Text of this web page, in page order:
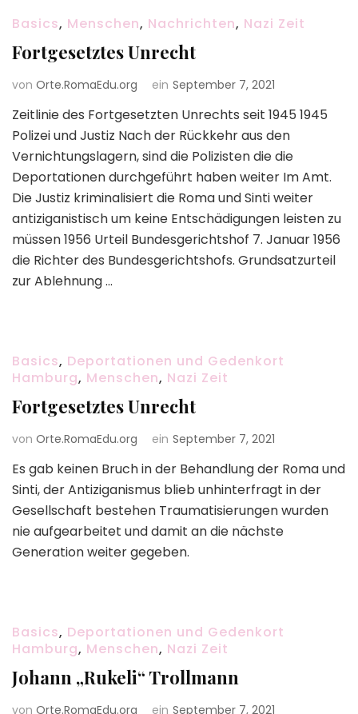
Basics, Menschen, Nachrichten, Nazi Zeit
Fortgesetztes Unrecht
von Orte.RomaEdu.org ein September 7, 2021
Zeitlinie des Fortgesetzten Unrechts seit 1945 1945
Polizei und Justiz Nach der Rückkehr aus den
Vernichtungslagern, sind die Polizisten die die
Deportationen durchgeführt haben weiter Im Amt.
Die Justiz kriminalisiert die Roma und Sinti weiter
antiziganistisch um keine Entschädigungen leisten zu
müssen 1956 Urteil Bundesgerichtshof 7. Januar 1956
die Richter des Bundesgerichtshofs. Grundsatzurteil
zur Ablehnung …
Basics, Deportationen und Gedenkort
Hamburg, Menschen, Nazi Zeit
Fortgesetztes Unrecht
von Orte.RomaEdu.org ein September 7, 2021
Es gab keinen Bruch in der Behandlung der Roma und
Sinti, der Antiziganismus blieb unhinterfragt in der
Gesellschaft bestehen Traumatisierungen wurden
nie aufgearbeitet und damit an die nächste
Generation weiter gegeben.
Basics, Deportationen und Gedenkort
Hamburg, Menschen, Nazi Zeit
Johann „Rukeli“ Trollmann
von Orte.RomaEdu.org ein September 7, 2021